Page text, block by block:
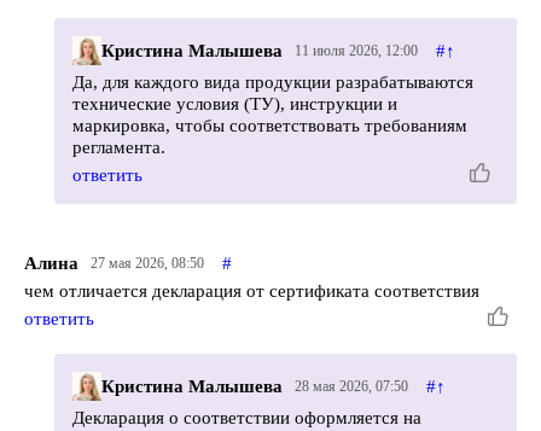
Кристина Малышева 11 июля 2026, 12:00 #↑
Да, для каждого вида продукции разрабатываются
технические условия (ТУ), инструкции и
маркировка, чтобы соответствовать требованиям
регламента.
ответить
Алина 27 мая 2026, 08:50
#
чем отличается декларация от сертификата соответствия
ответить
Кристина Малышева 28 мая 2026, 07:50 #↑
Декларация о соответствии оформляется на